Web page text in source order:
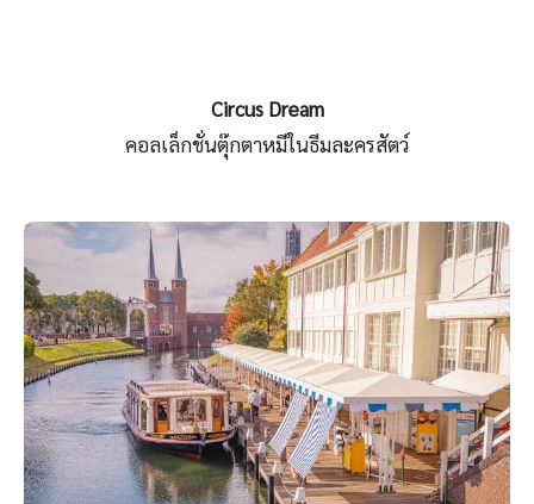
Circus Dream
คอลเล็กชั่นตุ๊กตาหมีในธีมละครสัตว์